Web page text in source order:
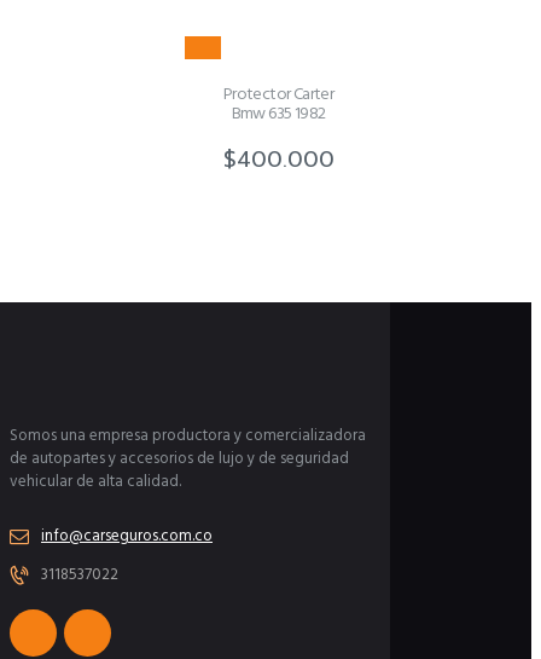
Protector Carter
Bmw 635 1982
$400.000
Somos una empresa productora y comercializadora
de autopartes y accesorios de lujo y de seguridad
vehicular de alta calidad.
info@carseguros.com.co
3118537022